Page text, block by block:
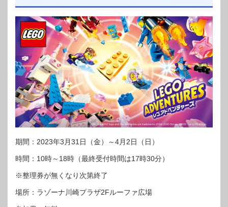
期間：2023年3月31日（金）～4月2日（日）
時間：10時～18時（最終受付時間は17時30分）
※整理券が無くなり次第終了
場所：ラゾーナ川崎プラザ2Fルーファ広場